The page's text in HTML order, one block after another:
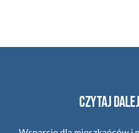
CZYTAJ